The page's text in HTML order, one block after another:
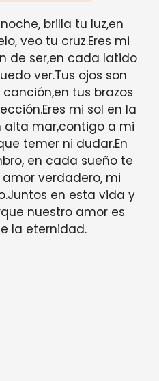
brilla tu luz,en
veo tu cruz.Eres mi
de ser,en cada latido
ver.Tus ojos son
tus brazos
mi sol en la
mar,contigo a mi
temer ni dudar.En
en cada sueño te
verdadero, mi
en esta vida y
nuestro amor es
la eternidad.